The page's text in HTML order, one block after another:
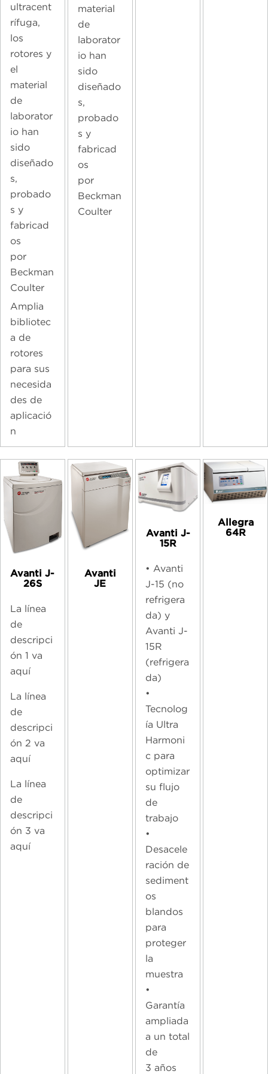
ultracent
rífuga,
los
rotores y
el
material
de
laborator
io han
sido
diseñado
s,
probado
s y
fabricad
os
por
Beckman
Coulter
Amplia
bibliotec
a de
rotores
para sus
necesida
des de
aplicació
n
material
de
laborator
io han
sido
diseñado
s,
probado
s y
fabricad
os
por
Beckman
Coulter
Avanti J-
26S
La línea
de
descripci
ón 1 va
aquí
La línea
de
descripci
ón 2 va
aquí
La línea
de
descripci
ón 3 va
aquí
Avanti
JE
Avanti J-
15R
• Avanti
J-15 (no
refrigera
da) y
Avanti J-
15R
(refrigera
da)
•
Tecnolog
ía Ultra
Harmoni
c para
optimizar
su flujo
de
trabajo
•
Desacele
ración de
sediment
os
blandos
para
proteger
la
muestra
•
Garantía
ampliada
a un total
de
3 años
Allegra
64R